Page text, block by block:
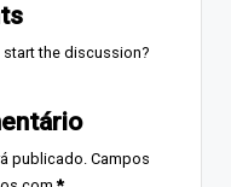
start the discussion?
publicado. Campos